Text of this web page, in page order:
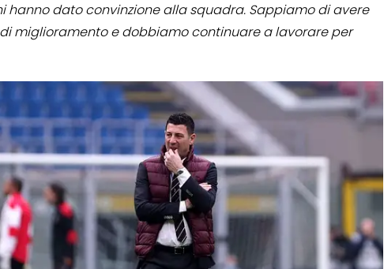
hanno dato convinzione alla squadra. Sappiamo di avere
miglioramento e dobbiamo continuare a lavorare per